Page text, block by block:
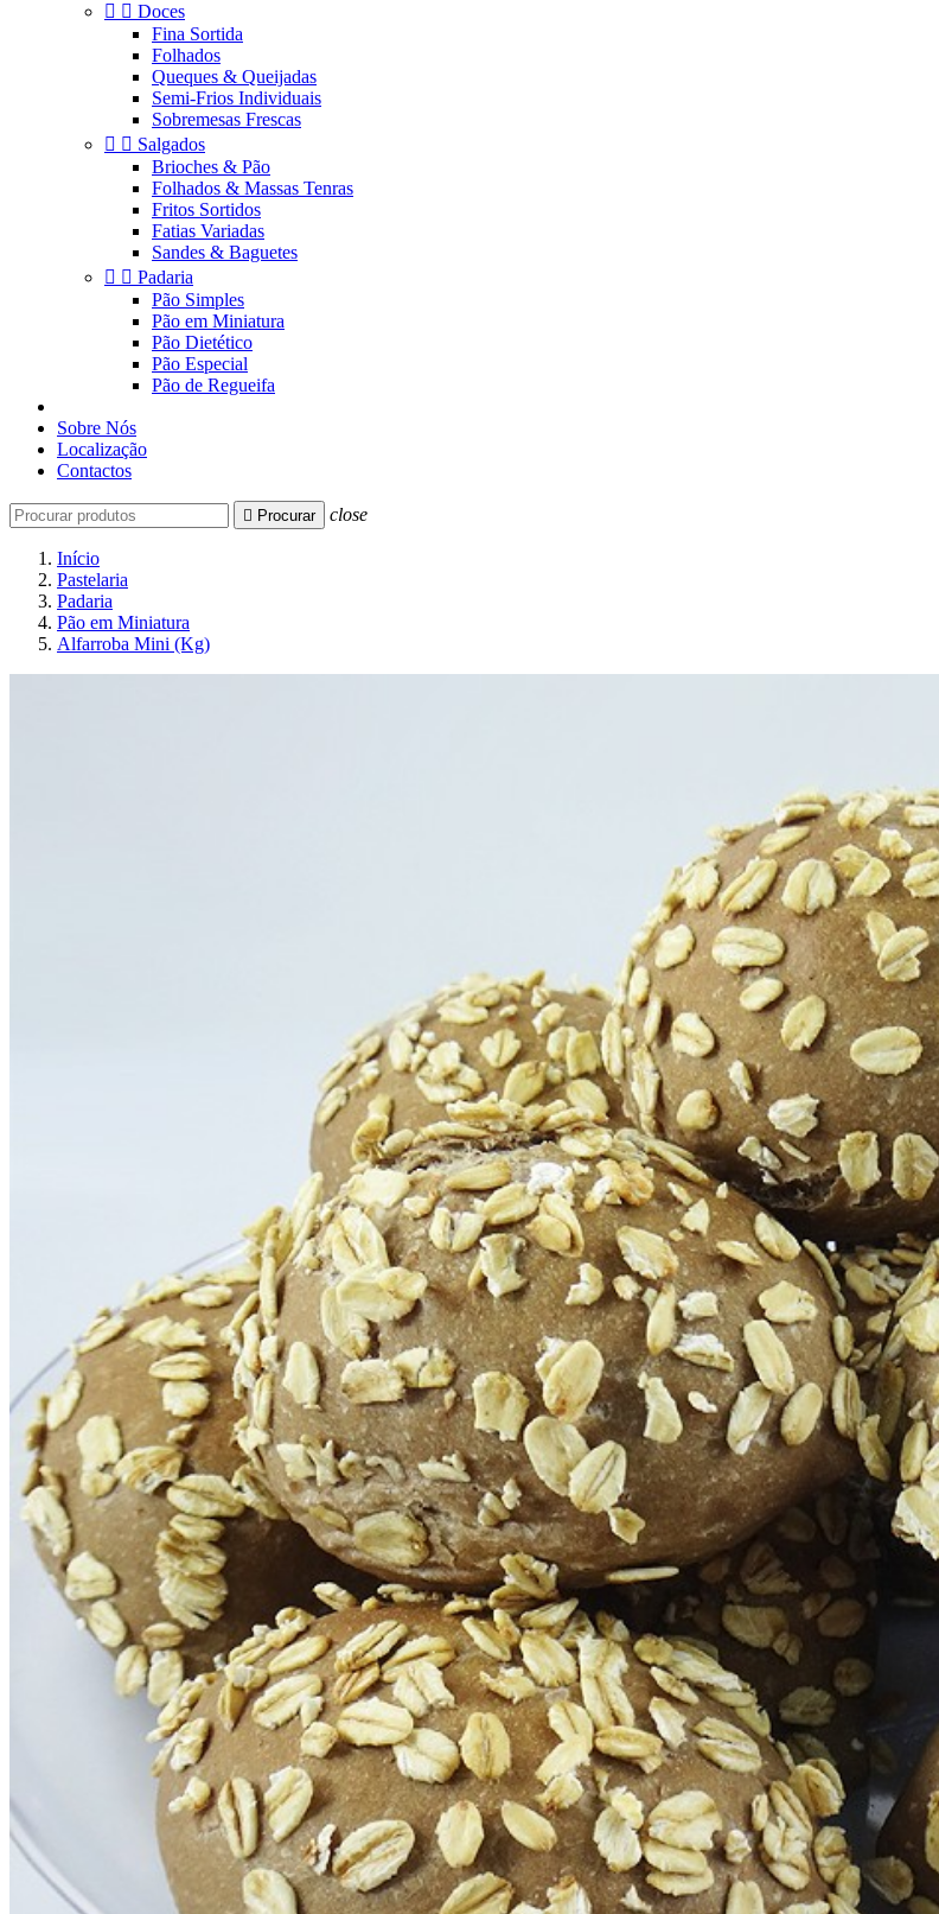
  Doces
Fina Sortida
Folhados
Queques & Queijadas
Semi-Frios Individuais
Sobremesas Frescas
  Salgados
Brioches & Pão
Folhados & Massas Tenras
Fritos Sortidos
Fatias Variadas
Sandes & Baguetes
  Padaria
Pão Simples
Pão em Miniatura
Pão Dietético
Pão Especial
Pão de Regueifa
Sobre Nós
Localização
Contactos
 Procurar close
Início
Pastelaria
Padaria
Pão em Miniatura
Alfarroba Mini (Kg)